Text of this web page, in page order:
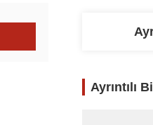
Ayrıntılı